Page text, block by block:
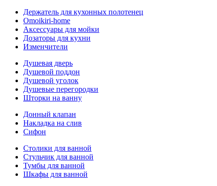
Держатель для кухонных полотенец
Omoikiri-home
Аксессуары для мойки
Дозаторы для кухни
Изменчители
Душевая дверь
Душевой поддон
Душевой уголок
Душевые перегородки
Шторки на ванну
Донный клапан
Накладка на слив
Сифон
Столики для ванной
Стульчик для ванной
Тумбы для ванной
Шкафы для ванной